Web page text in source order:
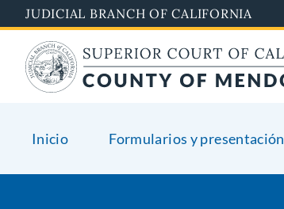
to
main
content
JUDICIAL BRANCH OF CALIFORNIA
Inicio Formularios y presentación